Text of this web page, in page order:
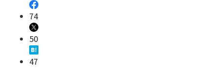
74
50
47